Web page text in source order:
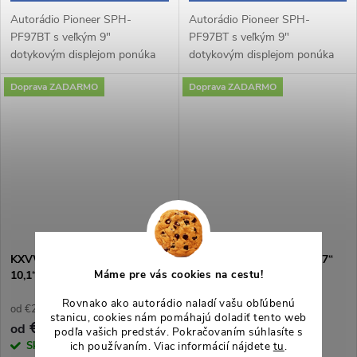
Máme pre vás cookies na cestu!
Rovnako ako autorádio naladí vašu obľúbenú
stanicu, cookies nám pomáhajú doladiť tento web
podľa vašich predstáv. Pokračovaním súhlasíte s
ich používaním. Viac informácií nájdete tu.
Autorádio Pioneer SPH-
PF97BT s veľkým 9"
dotykovým displejom ponúka
modernú výbavu vrátane
bezdrôtového Apple CarPlay a
Autorádio Pioneer SPH-
PF97BT s veľkým 9"
dotykovým displejom ponúka
modernú výbavu vrátane
bezdrôtového Apple CarPlay a
Doprava ZADARMO
KXVWGF7101 Autorádio
10,1“ Android pre VW Golf 7
od €206,61 bez DPH
od €250
Skladom 2 ks
Doprava ZADARMO
VWGF79701 Autorádio 9,7“
Android VW Golf VII
od €231,40 bez DPH
od€280
Skladom4 ks